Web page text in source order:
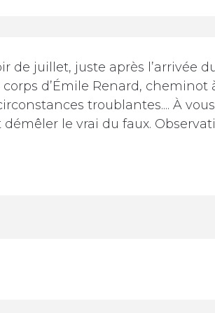
de juillet, juste après l’arrivée
d’Émile Renard, cheminot
troublantes.... À
le vrai du faux.